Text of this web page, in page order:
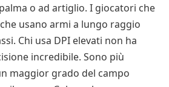
o ad artiglio. I giocatori che
usano armi a lungo raggio
Chi usa DPI elevati non ha
incredibile. Sono più
maggior grado del campo